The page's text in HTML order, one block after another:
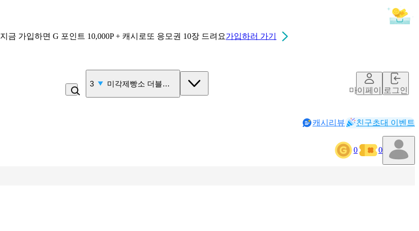
지금 가입하면 G 포인트 10,000P + 캐시로또 응모권 10장 드려요가입하러 가기
3 미각제빵소 더블스콘
마이페이지로그인
캐시리뷰 친구초대 이벤트
0 0